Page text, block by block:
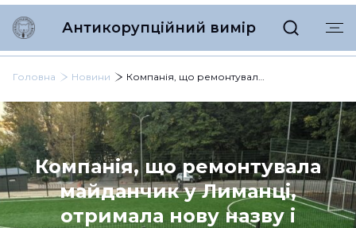
Антикорупційний вимір
Головна Новини Компанія, що ремонтувала майданчик у Лиманці, отримала нову назву і цікавого власника: поліція розслідує завищення вартості робіт
Компанія, що ремонтувала
майданчик у Лиманці,
отримала нову назву і